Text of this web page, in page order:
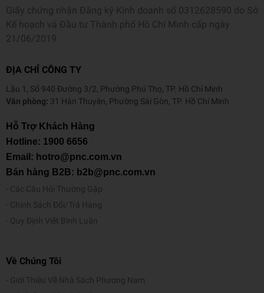
Giấy chứng nhận Đăng ký Kinh doanh số 0312628590 do Sở
Kế hoạch và Đầu tư Thành phố Hồ Chí Minh cấp ngày
21/06/2019
ĐỊA CHỈ CÔNG TY
Lầu 1, Số 940 Đường 3/2, Phường Phú Thọ, TP. Hồ Chí Minh
Văn phòng: 31 Hàn Thuyên, Phường Sài Gòn, TP. Hồ Chí Minh
Hỗ Trợ Khách Hàng
Hotline: 1900 6656
Email: hotro@pnc.com.vn
Bán hàng B2B: b2b@pnc.com.vn
Các Câu Hỏi Thường Gặp
Chính Sách Đổi/Trả Hàng
Quy Định Viết Bình Luận
Về Chúng Tôi
Giới Thiệu Về Nhà Sách Phương Nam